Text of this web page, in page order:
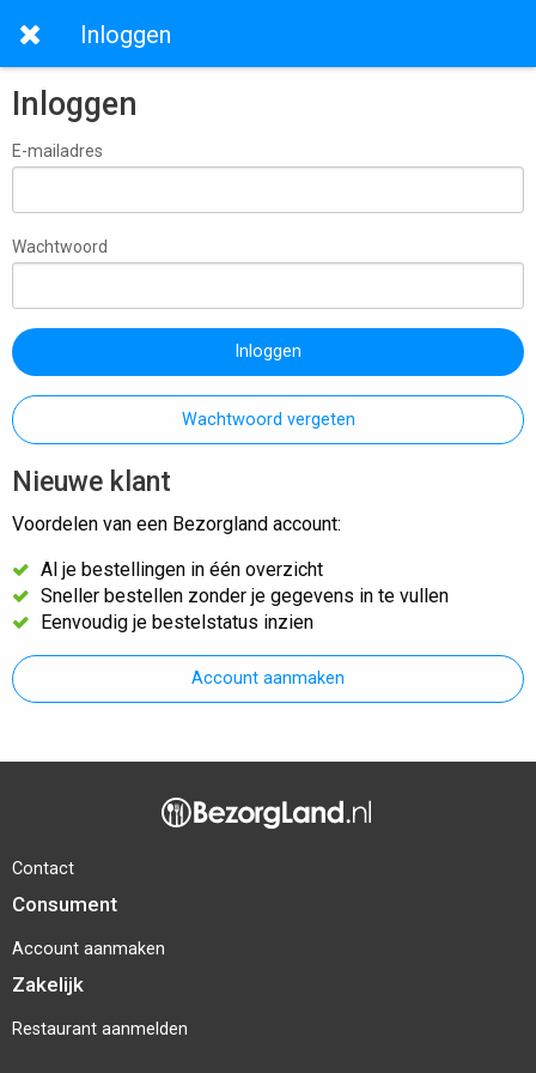
Inloggen
Inloggen
E-mailadres
Wachtwoord
Inloggen
Wachtwoord vergeten
Nieuwe klant
Voordelen van een Bezorgland account:
Al je bestellingen in één overzicht
Sneller bestellen zonder je gegevens in te vullen
Eenvoudig je bestelstatus inzien
Account aanmaken
Contact
Consument
Account aanmaken
Zakelijk
Restaurant aanmelden